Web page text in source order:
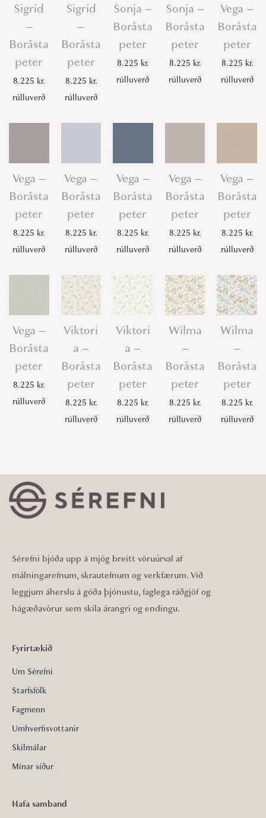
Sigrid
–
Boråsta
peter
8.225 kr.
rúlluverð
Sigrid
–
Boråsta
peter
8.225 kr.
rúlluverð
Sonja –
Boråsta
peter
8.225 kr.
rúlluverð
Sonja –
Boråsta
peter
8.225 kr.
rúlluverð
Vega –
Boråsta
peter
8.225 kr.
rúlluverð
Vega –
Boråsta
peter
8.225 kr.
rúlluverð
Vega –
Boråsta
peter
8.225 kr.
rúlluverð
Vega –
Boråsta
peter
8.225 kr.
rúlluverð
Vega –
Boråsta
peter
8.225 kr.
rúlluverð
Vega –
Boråsta
peter
8.225 kr.
rúlluverð
Vega –
Boråsta
peter
8.225 kr.
rúlluverð
Viktori
a –
Boråsta
peter
8.225 kr.
rúlluverð
Viktori
a –
Boråsta
peter
8.225 kr.
rúlluverð
Wilma
–
Boråsta
peter
8.225 kr.
rúlluverð
Wilma
–
Boråsta
peter
8.225 kr.
rúlluverð
Sérefni bjóða upp á mjög breitt vöruúrval af
málningarefnum, skrautefnum og verkfærum. Við
leggjum áherslu á góða þjónustu, faglega ráðgjöf og
hágæðavörur sem skila árangri og endingu.
Fyrirtækið
Um Sérefni
Starfsfólk
Fagmenn
Umhverfisvottanir
Skilmálar
Mínar síður
Hafa samband